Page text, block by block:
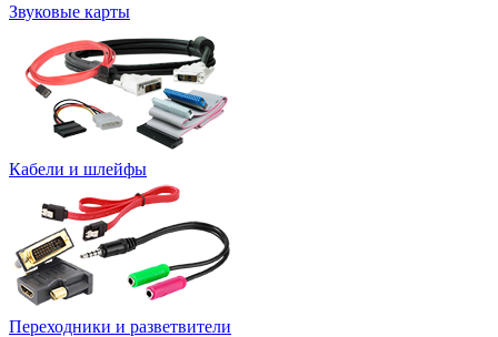
Звуковые карты
Кабели и шлейфы
Переходники и разветвители